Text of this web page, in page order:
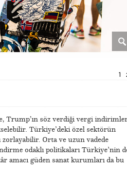
1
Trump’ın söz verdiği vergi
Türkiye’deki özel sektörün
Orta ve uzun vadede
odaklı politikaları Türkiye’nin
amacı güden sanat kurumları da bu